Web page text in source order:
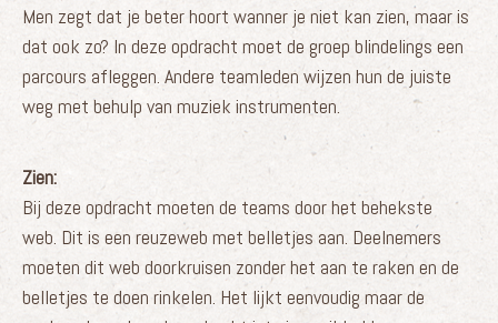
Men zegt dat je beter hoort wanner je niet kan zien, maar is
dat ook zo? In deze opdracht moet de groep blindelings een
parcours afleggen. Andere teamleden wijzen hun de juiste
weg met behulp van muziek instrumenten.
Zien:
Bij deze opdracht moeten de teams door het behekste
web. Dit is een reuzeweb met belletjes aan. Deelnemers
moeten dit web doorkruisen zonder het aan te raken en de
belletjes te doen rinkelen. Het lijkt eenvoudig maar de